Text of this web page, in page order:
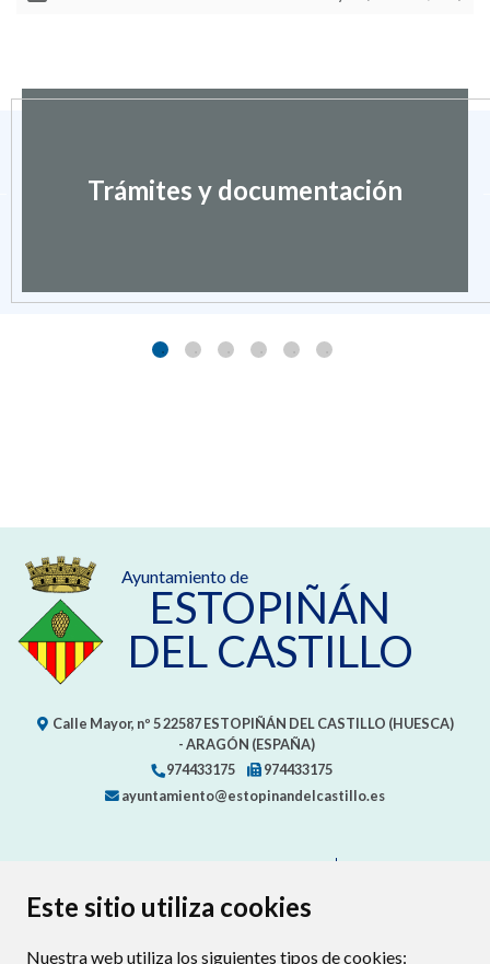
Este sitio utiliza cookies
Nuestra web utiliza los siguientes tipos de cookies:
Trámites y documentación
Ayuntamiento de
ESTOPIÑÁN
DEL CASTILLO
Calle Mayor, nº 522587 ESTOPIÑÁN DEL CASTILLO (HUESCA)
- ARAGÓN (ESPAÑA)
974433175
974433175
ayuntamiento@estopinandelcastillo.es
AVISO LEGAL
PROTECCIÓN DE DATOS
POLÍTICA DE COOKIES